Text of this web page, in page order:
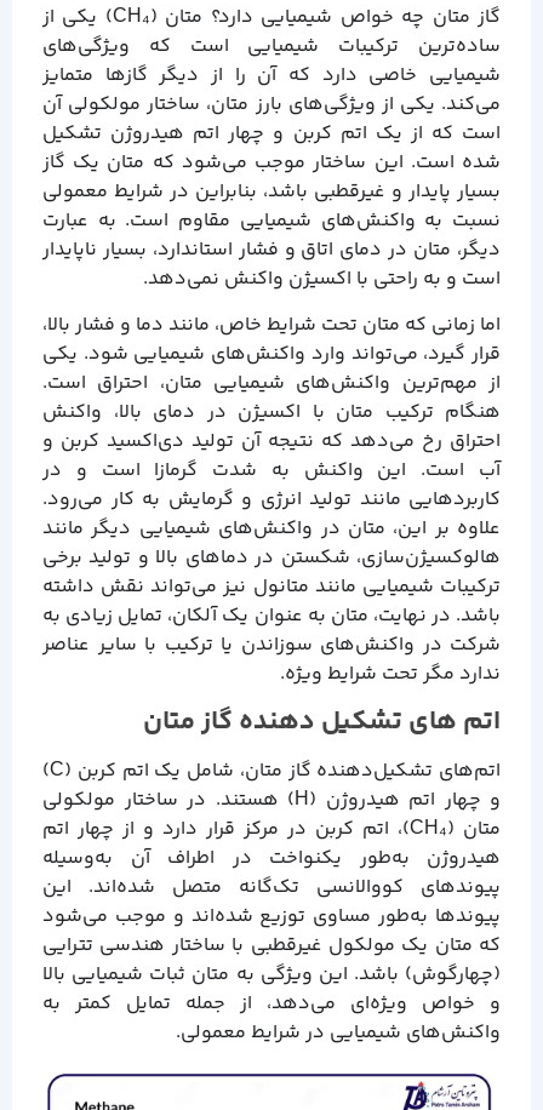
گاز متان چه خواص شیمیایی دارد؟ متان (CH₄) یکی از
ساده‌ترین ترکیبات شیمیایی است که ویژگی‌های
شیمیایی خاصی دارد که آن را از دیگر گازها متمایز
می‌کند. یکی از ویژگی‌های بارز متان، ساختار مولکولی آن
است که از یک اتم کربن و چهار اتم هیدروژن تشکیل
شده است. این ساختار موجب می‌شود که متان یک گاز
بسیار پایدار و غیرقطبی باشد، بنابراین در شرایط معمولی
نسبت به واکنش‌های شیمیایی مقاوم است. به عبارت
دیگر، متان در دمای اتاق و فشار استاندارد، بسیار ناپایدار
است و به راحتی با اکسیژن واکنش نمی‌دهد.
اما زمانی که متان تحت شرایط خاص، مانند دما و فشار بالا،
قرار گیرد، می‌تواند وارد واکنش‌های شیمیایی شود. یکی
از مهم‌ترین واکنش‌های شیمیایی متان، احتراق است.
هنگام ترکیب متان با اکسیژن در دمای بالا، واکنش
احتراق رخ می‌دهد که نتیجه آن تولید دی‌اکسید کربن و
آب است. این واکنش به شدت گرمازا است و در
کاربردهایی مانند تولید انرژی و گرمایش به کار می‌رود.
علاوه بر این، متان در واکنش‌های شیمیایی دیگر مانند
هالوکسیژن‌سازی، شکستن در دماهای بالا و تولید برخی
ترکیبات شیمیایی مانند متانول نیز می‌تواند نقش داشته
باشد. در نهایت، متان به عنوان یک آلکان، تمایل زیادی به
شرکت در واکنش‌های سوزاندن یا ترکیب با سایر عناصر
ندارد مگر تحت شرایط ویژه.
اتم های تشکیل دهنده گاز متان
اتم‌های تشکیل‌دهنده گاز متان، شامل یک اتم کربن (C)
و چهار اتم هیدروژن (H) هستند. در ساختار مولکولی
متان (CH₄)، اتم کربن در مرکز قرار دارد و از چهار اتم
هیدروژن به‌طور یکنواخت در اطراف آن به‌وسیله
پیوندهای کووالانسی تک‌گانه متصل شده‌اند. این
پیوندها به‌طور مساوی توزیع شده‌اند و موجب می‌شود
که متان یک مولکول غیرقطبی با ساختار هندسی تترایی
(چهارگوش) باشد. این ویژگی به متان ثبات شیمیایی بالا
و خواص ویژه‌ای می‌دهد، از جمله تمایل کمتر به
واکنش‌های شیمیایی در شرایط معمولی.